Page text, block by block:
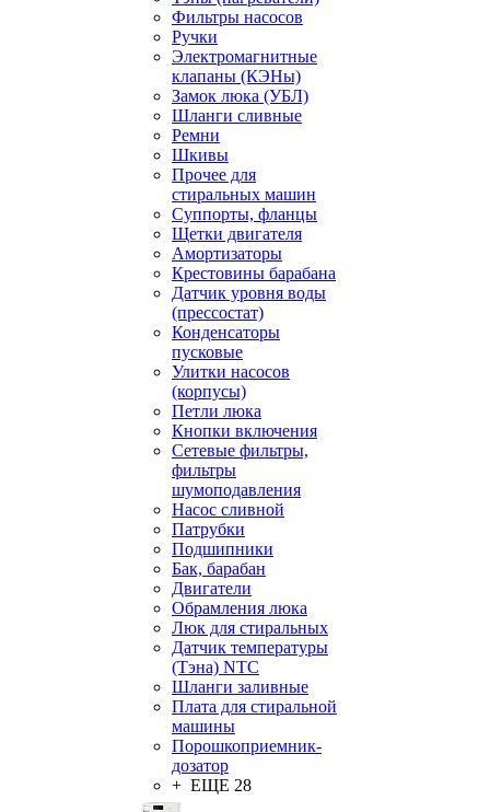
Фильтры насосов
Ручки
Электромагнитные
клапаны (КЭНы)
Замок люка (УБЛ)
Шланги сливные
Ремни
Шкивы
Прочее для
стиральных машин
Суппорты, фланцы
Щетки двигателя
Амортизаторы
Крестовины барабана
Датчик уровня воды
(прессостат)
Конденсаторы
пусковые
Улитки насосов
(корпусы)
Петли люка
Кнопки включения
Сетевые фильтры,
фильтры
шумоподавления
Насос сливной
Патрубки
Подшипники
Бак, барабан
Двигатели
Обрамления люка
Люк для стиральных
Датчик температуры
(Тэна) NTC
Шланги заливные
Плата для стиральной
машины
Порошкоприемник-
дозатор
+ ЕЩЕ 28